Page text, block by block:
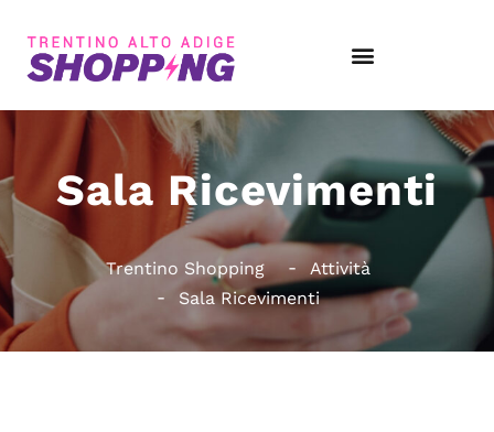
Sala Ricevimenti
Trentino Shopping
Attività
Sala Ricevimenti